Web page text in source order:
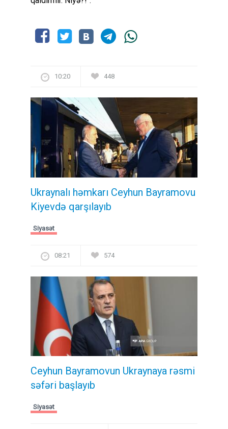
10:20 448
Ukraynalı həmkarı Ceyhun Bayramovu
Kiyevdə qarşılayıb
Siyasət
08:21 574
Ceyhun Bayramovun Ukraynaya rəsmi
səfəri başlayıb
Siyasət